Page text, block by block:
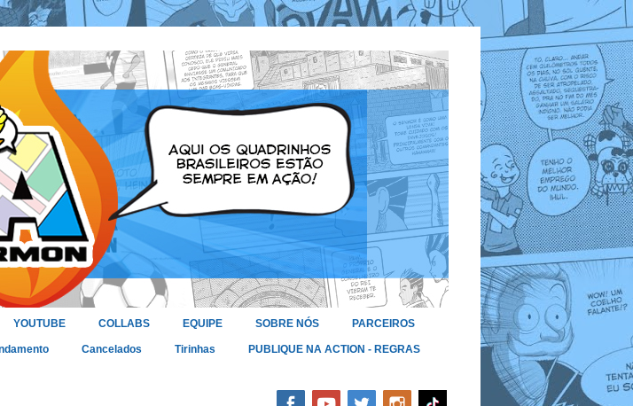
YOUTUBE COLLABS EQUIPE SOBRE NÓS PARCEIROS
Cancelados Tirinhas PUBLIQUE NA ACTION - REGRAS